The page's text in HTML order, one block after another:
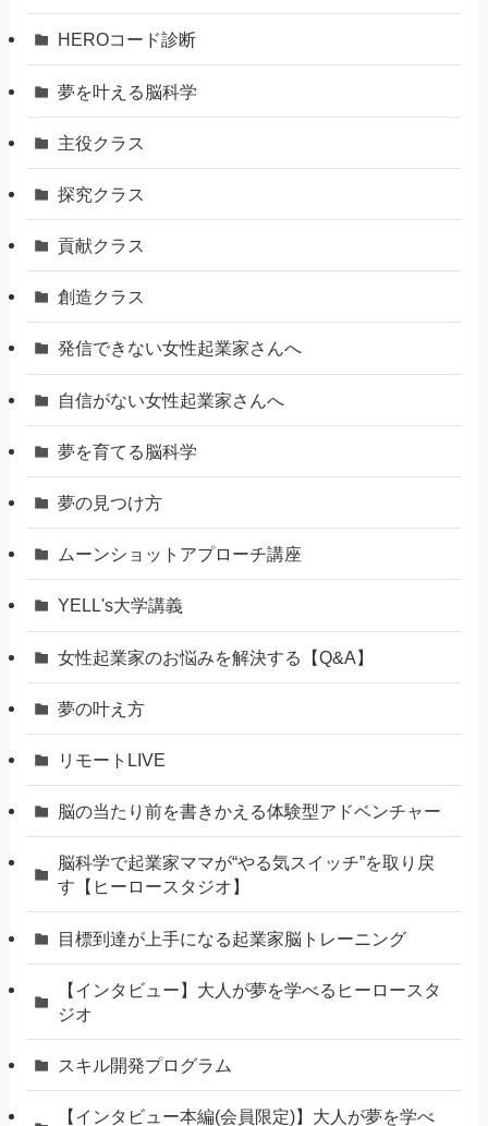
HEROコード診断
夢を叶える脳科学
主役クラス
探究クラス
貢献クラス
創造クラス
発信できない女性起業家さんへ
自信がない女性起業家さんへ
夢を育てる脳科学
夢の見つけ方
ムーンショットアプローチ講座
YELL's大学講義
女性起業家のお悩みを解決する【Q&A】
夢の叶え方
リモートLIVE
脳の当たり前を書きかえる体験型アドベンチャー
脳科学で起業家ママが“やる気スイッチ”を取り戻
す【ヒーロースタジオ】
⽬標到達が上⼿になる起業家脳トレーニング
【インタビュー】大人が夢を学べるヒーロースタ
ジオ
スキル開発プログラム
【インタビュー本編(会員限定)】大人が夢を学べ